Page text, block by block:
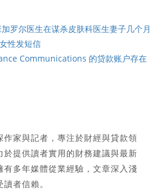
加罗尔医生在谋杀皮肤科医生妻子几个月
性发短信
Communications 的贷款账户存在
作家與記者，專注於財經與貸款領
於提供讀者實用的財務建議與最新
有多年媒體從業經驗，文章深入淺
者信賴。